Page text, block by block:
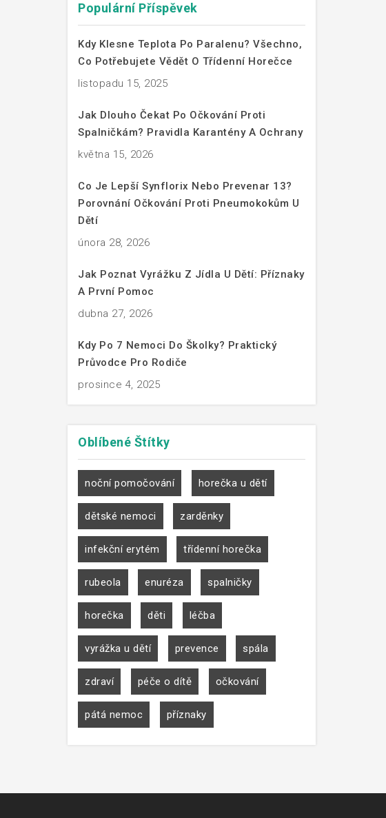
Populární Příspěvek
Kdy Klesne Teplota Po Paralenu? Všechno,
Co Potřebujete Vědět O Třídenní Horečce
listopadu 15, 2025
Jak Dlouho Čekat Po Očkování Proti
Spalničkám? Pravidla Karantény A Ochrany
května 15, 2026
Co Je Lepší Synflorix Nebo Prevenar 13?
Porovnání Očkování Proti Pneumokokům U
Dětí
února 28, 2026
Jak Poznat Vyrážku Z Jídla U Dětí: Příznaky
A První Pomoc
dubna 27, 2026
Kdy Po 7 Nemoci Do Školky? Praktický
Průvodce Pro Rodiče
prosince 4, 2025
Oblíbené Štítky
noční pomočování horečka u dětí
dětské nemoci zarděnky
infekční erytém třídenní horečka
rubeola enuréza spalničky
horečka děti léčba
vyrážka u dětí prevence spála
zdraví péče o dítě očkování
pátá nemoc příznaky